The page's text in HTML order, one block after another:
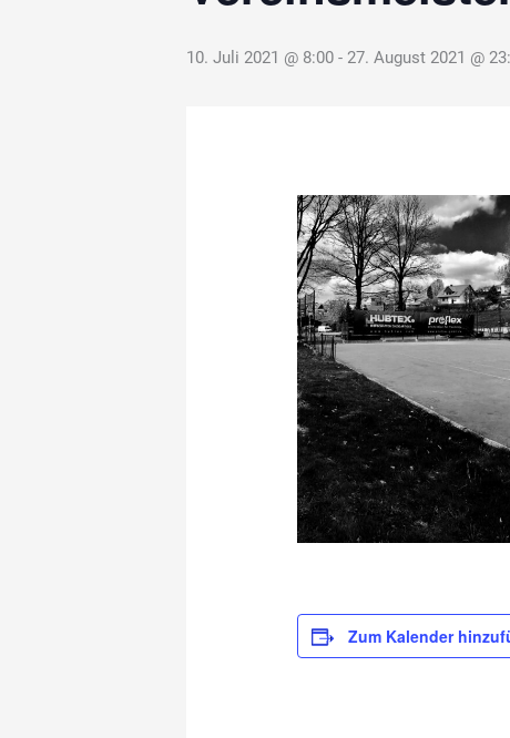
10. Juli 2021 @ 8:00 - 27. August 2021 @
Zum Kalender